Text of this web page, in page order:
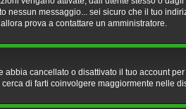
nessun messaggio... sei sicuro che il tuo
prova a contattare un amministratore.
cancellato o disattivato il tuo account
di farti coinvolgere maggiormente nelle